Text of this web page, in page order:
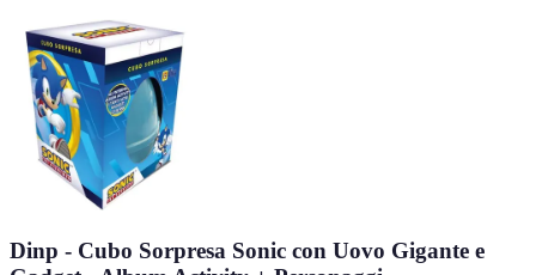
Dinp - Cubo Sorpresa Sonic con Uovo Gigante e